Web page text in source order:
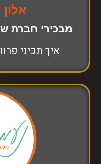
מבכירי חברת
איך תכיני